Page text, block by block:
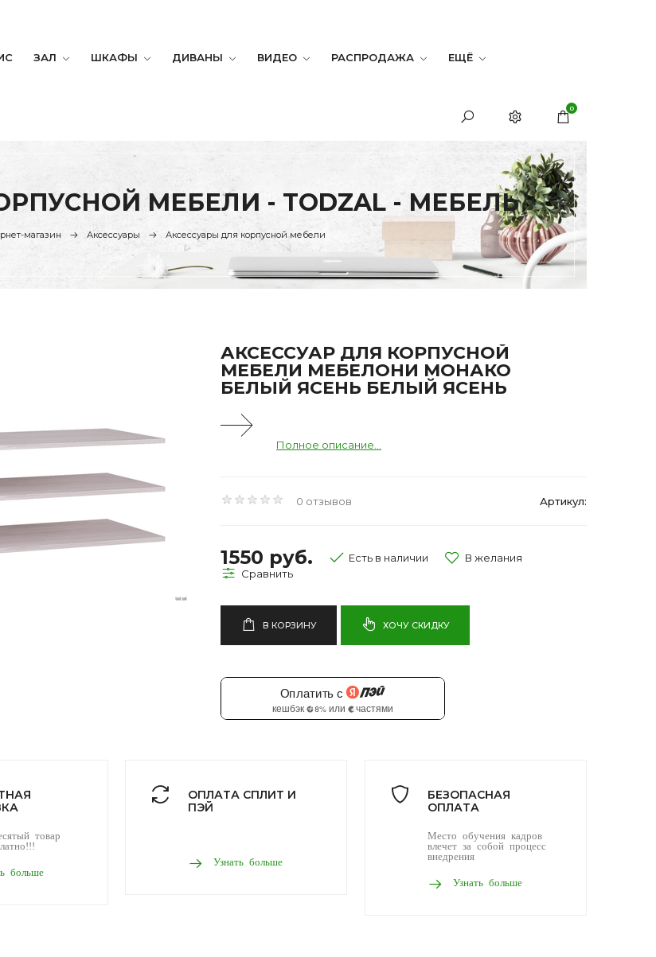
ЗАЛ ШКАФЫ ДИВАНЫ ВИДЕО РАСПРОДАЖА ЕЩЁ
0
МЕБЕЛИ - TODZAL - МЕБЕЛЬ
магазин Аксессуары Аксессуары для корпусной мебели
АКСЕССУАР ДЛЯ КОРПУСНОЙ
МЕБЕЛИ МЕБЕЛОНИ МОНАКО
БЕЛЫЙ ЯСЕНЬ БЕЛЫЙ ЯСЕНЬ
Полное описание...
0 отзывов Артикул:
1550 руб. Есть в наличии
В КОРЗИНУ ХОЧУ СКИДКУ
товар
больше
ОПЛАТА СПЛИТ И
ПЭЙ
Узнать больше
БЕЗОПАСНАЯ
ОПЛАТА
Место обучения кадров
влечет за собой процесс
внедрения
Узнать больше